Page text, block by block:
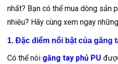
nhất? Bạn có thể mua dòng sản
nhiêu? Hãy cùng xem ngay
1. Đặc điểm nổi bật của găng
Có thể nói găng tay phủ PU